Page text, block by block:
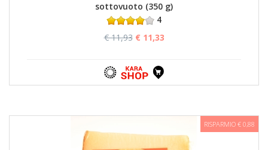
sottovuoto (350 g)
4
€ 11,93 € 11,33
RISPARMIO € 0,88